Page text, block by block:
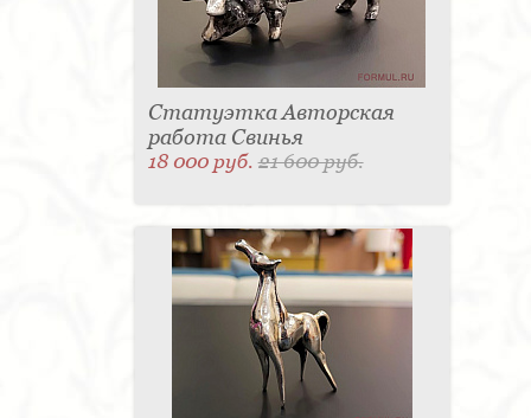
Статуэтка Авторская
работа Свинья
18 000 руб.21 600 руб.